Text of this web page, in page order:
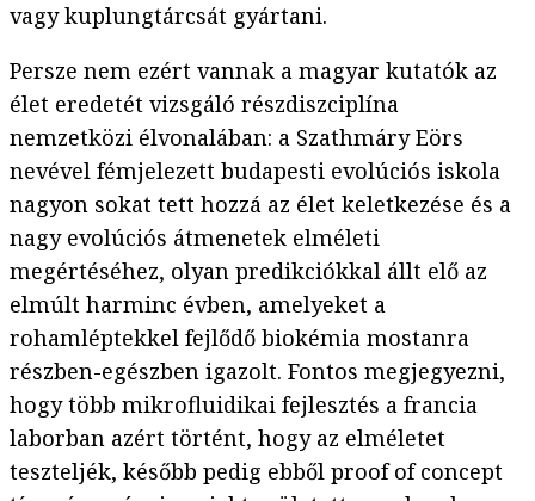
vagy kuplungtárcsát gyártani.
Persze nem ezért vannak a magyar kutatók az
élet eredetét vizsgáló részdiszciplína
nemzetközi élvonalában: a Szathmáry Eörs
nevével fémjelezett budapesti evolúciós iskola
nagyon sokat tett hozzá az élet keletkezése és a
nagy evolúciós átmenetek elméleti
megértéséhez, olyan predikciókkal állt elő az
elmúlt harminc évben, amelyeket a
rohamléptekkel fejlődő biokémia mostanra
részben-egészben igazolt. Fontos megjegyezni,
hogy több mikrofluidikai fejlesztés a francia
laborban azért történt, hogy az elméletet
teszteljék, később pedig ebből proof of concept